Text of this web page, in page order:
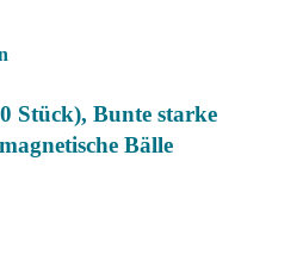
Stück), Bunte starke
Bälle